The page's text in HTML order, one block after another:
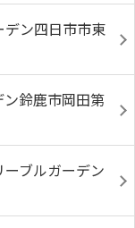
デン四日市市東
ン鈴鹿市岡田第
ブルガーデン